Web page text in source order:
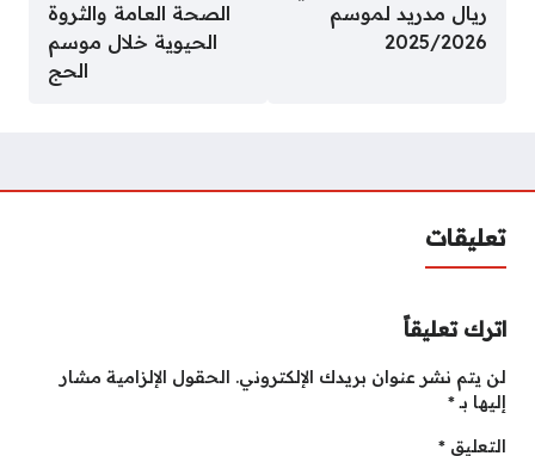
ريال مدريد لموسم
2025/2026
الصحة العامة والثروة
الحيوية خلال موسم
الحج
تعليقات
اترك تعليقاً
لن يتم نشر عنوان بريدك الإلكتروني. الحقول الإلزامية مشار
إليها بـ*
التعليق *